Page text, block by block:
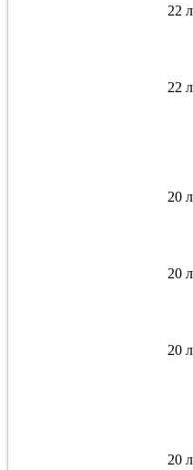
22
22
20
20
20
20